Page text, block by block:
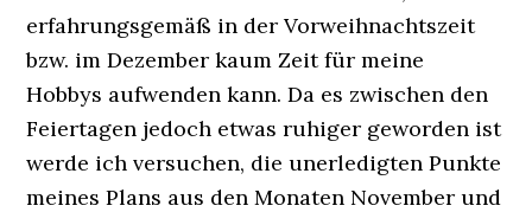
erfahrungsgemäß in der Vorweihnachtszeit
bzw. im Dezember kaum Zeit für meine
Hobbys aufwenden kann. Da es zwischen den
Feiertagen jedoch etwas ruhiger geworden ist
werde ich versuchen, die unerledigten Punkte
meines Plans aus den Monaten November und